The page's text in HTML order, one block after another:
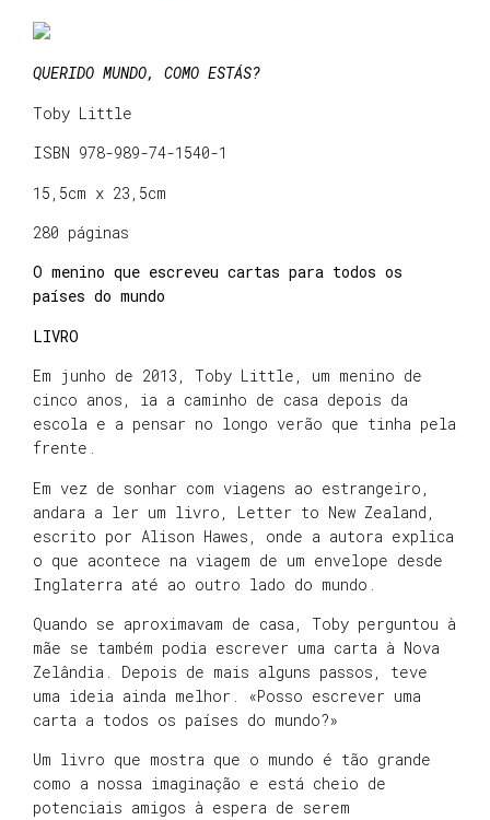
QUERIDO MUNDO, COMO ESTÁS?
Toby Little
ISBN 978-989-74-1540-1
15,5cm x 23,5cm
280 páginas
O menino que escreveu cartas para todos os
países do mundo
LIVRO
Em junho de 2013, Toby Little, um menino de
cinco anos, ia a caminho de casa depois da
escola e a pensar no longo verão que tinha pela
frente.
Em vez de sonhar com viagens ao estrangeiro,
andara a ler um livro, Letter to New Zealand,
escrito por Alison Hawes, onde a autora explica
o que acontece na viagem de um envelope desde
Inglaterra até ao outro lado do mundo.
Quando se aproximavam de casa, Toby perguntou à
mãe se também podia escrever uma carta à Nova
Zelândia. Depois de mais alguns passos, teve
uma ideia ainda melhor. «Posso escrever uma
carta a todos os países do mundo?»
Um livro que mostra que o mundo é tão grande
como a nossa imaginação e está cheio de
potenciais amigos à espera de serem